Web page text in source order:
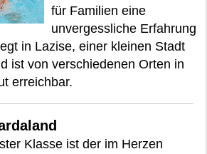
für Familien eine
unvergessliche Erfahrung
in Lazise, einer kleinen Stadt
ist von verschiedenen Orten in
erreichbar.
Klasse ist der im Herzen